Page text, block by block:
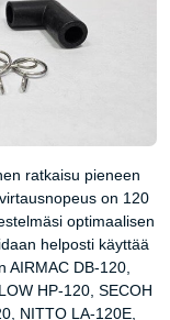
ratkaisu pieneen
on 120
optimaalisen
helposti käyttää
AIRMAC DB-120,
HP-120, SECOH
NITTO LA-120E,